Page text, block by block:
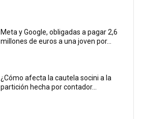
Meta y Google, obligadas a pagar 2,6
millones de euros a una joven por...
¿Cómo afecta la cautela socini a la
partición hecha por contador...